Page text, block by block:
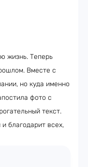
жизнь. Теперь
Вместе с
но куда именно
фото с
текст.
благодарит всех,